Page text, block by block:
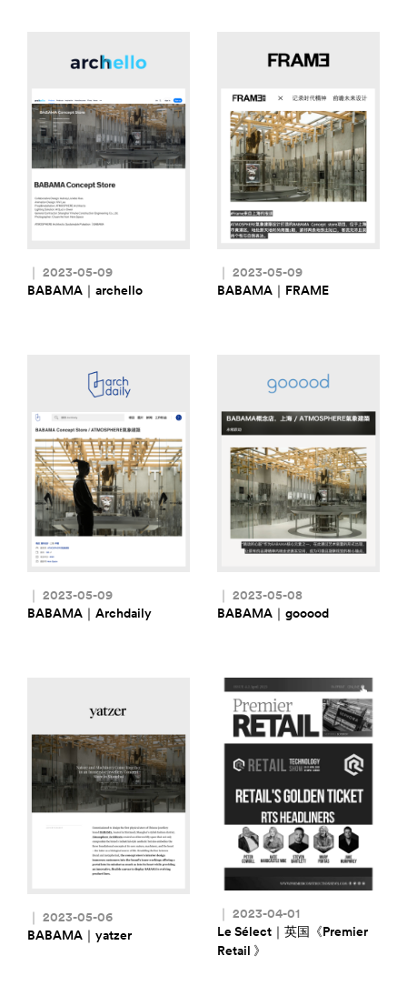
｜ 2023-05-09
BABAMA｜archello
｜ 2023-05-09
BABAMA｜FRAME
｜ 2023-05-09
BABAMA｜Archdaily
｜ 2023-05-08
BABAMA｜gooood
｜ 2023-05-06
BABAMA｜yatzer
｜ 2023-04-01
Le Sélect｜英国《Premier
Retail 》